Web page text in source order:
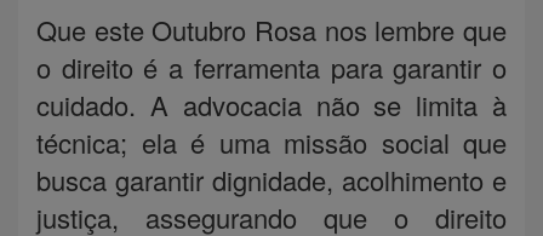
Que este Outubro Rosa nos lembre que
o direito é a ferramenta para garantir o
cuidado. A advocacia não se limita à
técnica; ela é uma missão social que
busca garantir dignidade, acolhimento e
justiça, assegurando que o direito